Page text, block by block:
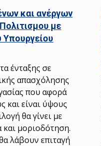
και ανέργων
με
ένταξης σε
απασχόλησης
που αφορά
και είναι ύψους
θα γίνει με
και μοριοδότηση.
λάβουν επιταγή